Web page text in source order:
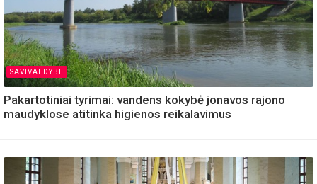
SAVIVALDYBE
Pakartotiniai tyrimai: vandens kokybė jonavos rajono
maudyklose atitinka higienos reikalavimus